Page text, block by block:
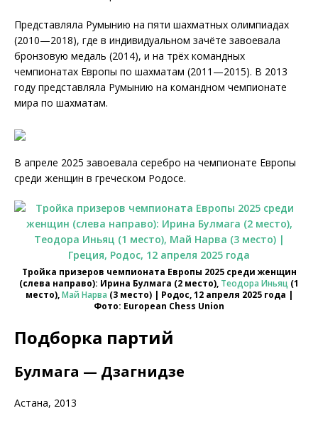
Представляла Румынию на пяти шахматных олимпиадах
(2010—2018), где в индивидуальном зачёте завоевала
бронзовую медаль (2014), и на трёх командных
чемпионатах Европы по шахматам (2011—2015). В 2013
году представляла Румынию на командном чемпионате
мира по шахматам.
В апреле 2025 завоевала серебро на чемпионате Европы
среди женщин в греческом Родосе.
Тройка призеров чемпионата Европы 2025 среди женщин
(слева направо): Ирина Булмага (2 место), Теодора Иньяц (1
место),Май Нарва (3 место) | Родос, 12 апреля 2025 года |
Фото: European Chess Union
Подборка партий
Булмага — Дзагнидзе
Астана, 2013